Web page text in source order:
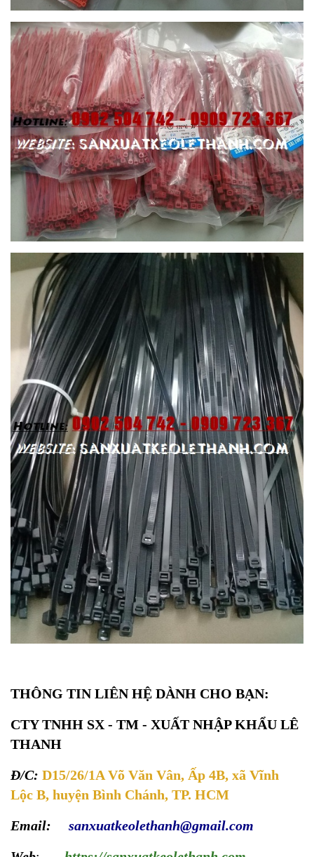
THÔNG TIN LIÊN HỆ DÀNH CHO BẠN:
CTY TNHH SX - TM - XUẤT NHẬP KHẨU LÊ
THANH
Đ/C: D15/26/1A Võ Văn Vân, Ấp 4B, xã Vĩnh
Lộc B, huyện Bình Chánh, TP. HCM
Email: sanxuatkeolethanh@gmail.com